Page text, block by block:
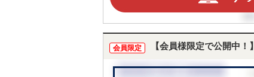
会員限定 【会員様限定で公開中！】